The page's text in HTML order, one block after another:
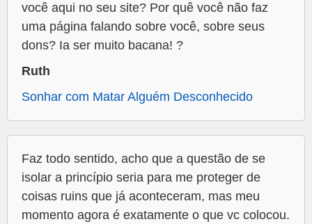
você aqui no seu site? Por quê você não faz
uma página falando sobre você, sobre seus
dons? Ia ser muito bacana! ?
Ruth
Sonhar com Matar Alguém Desconhecido
Faz todo sentido, acho que a questão de se
isolar a princípio seria para me proteger de
coisas ruins que já aconteceram, mas meu
momento agora é exatamente o que vc colocou.